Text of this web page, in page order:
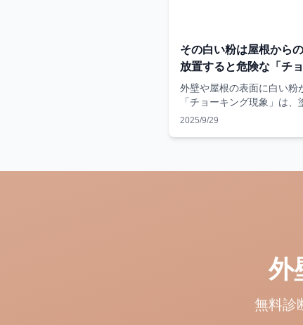
その白い粉は屋根から
放置すると危険な「チ
現象」の正体と対策
外壁や屋根の表面に白い粉
「チョーキング現象」は、
重要なサインです。放置す
2025/9/29
外
無料診